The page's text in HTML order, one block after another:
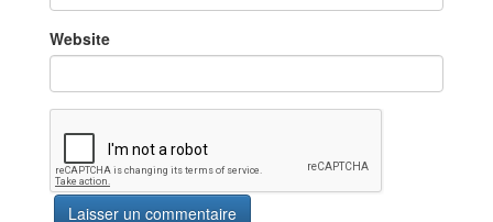
Website